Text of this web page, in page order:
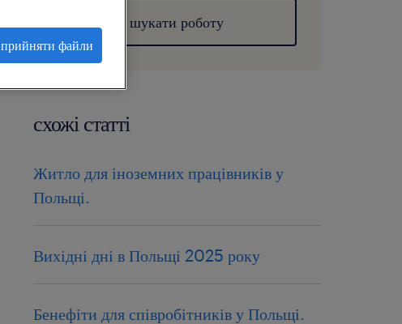
шукати роботу
схожі статті
Житло для іноземних працівників у
Польщі.
Вихідні дні в Польщі 2025 року
Бенефіти для співробітників у Польщі.
прийняти файли